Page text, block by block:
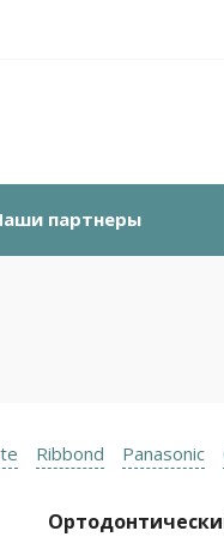
партнеры
Ribbond Panasonic